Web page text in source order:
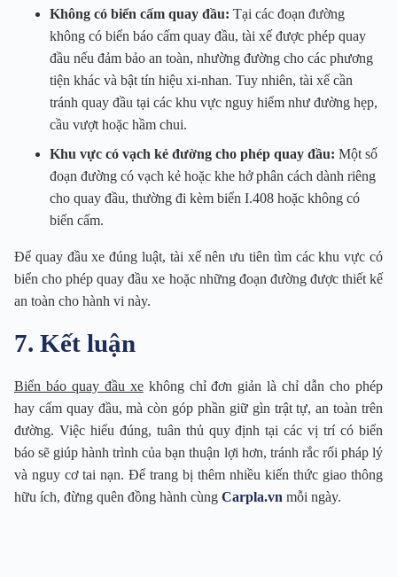
Không có biển cấm quay đầu: Tại các đoạn đường
không có biển báo cấm quay đầu, tài xế được phép quay
đầu nếu đảm bảo an toàn, nhường đường cho các phương
tiện khác và bật tín hiệu xi-nhan. Tuy nhiên, tài xế cần
tránh quay đầu tại các khu vực nguy hiểm như đường hẹp,
cầu vượt hoặc hầm chui.
Khu vực có vạch kẻ đường cho phép quay đầu: Một số
đoạn đường có vạch kẻ hoặc khe hở phân cách dành riêng
cho quay đầu, thường đi kèm biển I.408 hoặc không có
biển cấm.
Để quay đầu xe đúng luật, tài xế nên ưu tiên tìm các khu vực có
biển cho phép quay đầu xe hoặc những đoạn đường được thiết kế
an toàn cho hành vi này.
7. Kết luận
Biển báo quay đầu xekhông chỉ đơn giản là chỉ dẫn cho phép
hay cấm quay đầu, mà còn góp phần giữ gìn trật tự, an toàn trên
đường. Việc hiểu đúng, tuân thủ quy định tại các vị trí có biển
báo sẽ giúp hành trình của bạn thuận lợi hơn, tránh rắc rối pháp lý
và nguy cơ tai nạn. Để trang bị thêm nhiều kiến thức giao thông
hữu ích, đừng quên đồng hành cùng Carpla.vn mỗi ngày.